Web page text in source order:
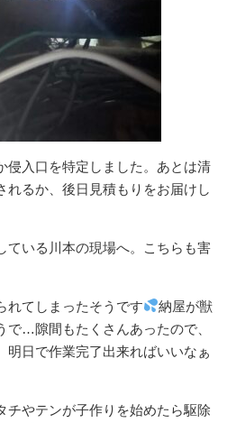
侵入口を特定しました。あとは清
れるか、後日見積もりをお届けし
ている川本の現場へ。こちらも害
れてしまったそうです
納屋が獣
で…隙間もたくさんあったので、
明日で作業完了出来ればいいなぁ
チやテンが子作りを始めたら駆除